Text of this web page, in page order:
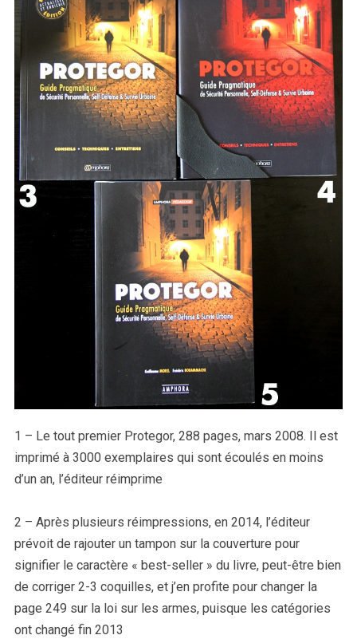
1 – Le tout premier Protegor, 288 pages, mars 2008. Il est
imprimé à 3000 exemplaires qui sont écoulés en moins
d’un an, l’éditeur réimprime
2 – Après plusieurs réimpressions, en 2014, l’éditeur
prévoit de rajouter un tampon sur la couverture pour
signifier le caractère « best-seller » du livre, peut-être bien
de corriger 2-3 coquilles, et j’en profite pour changer la
page 249 sur la loi sur les armes, puisque les catégories
ont changé fin 2013